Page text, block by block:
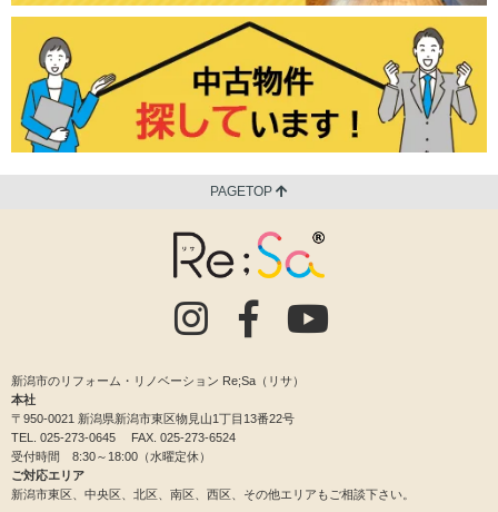
PAGETOP
新潟市のリフォーム・リノベーション Re;Sa（リサ）
本社
〒950-0021 新潟県新潟市東区物見山1丁目13番22号
TEL. 025-273-0645 FAX. 025-273-6524
受付時間 8:30～18:00（水曜定休）
ご対応エリア
新潟市東区、中央区、北区、南区、西区、その他エリアもご相談下さい。